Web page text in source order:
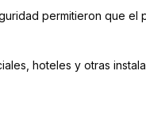
permitieron que el
hoteles y otras